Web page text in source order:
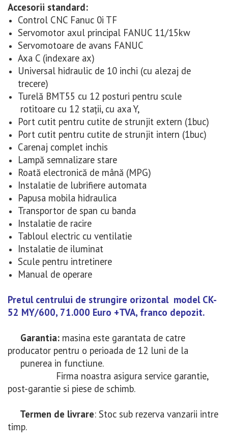
Accesorii standard:
Control CNC Fanuc 0i TF
Servomotor axul principal FANUC 11/15kw
Servomotoare de avans FANUC
Axa C (indexare ax)
Universal hidraulic de 10 inchi (cu alezaj de
trecere)
Turelă BMT55 cu 12 posturi pentru scule
rotitoare cu 12 stații, cu axa Y,
Port cutit pentru cutite de strunjit extern (1buc)
Port cutit pentru cutite de strunjit intern (1buc)
Carenaj complet inchis
Lampă semnalizare stare
Roată electronică de mână (MPG)
Instalatie de lubrifiere automata
Papusa mobila hidraulica
Transportor de span cu banda
Instalatie de racire
Tabloul electric cu ventilatie
Instalatie de iluminat
Scule pentru intretinere
Manual de operare
Pretul centrului de strungire orizontal model CK-
52 MY/600, 71.000 Euro +TVA, franco depozit.
Garantia: masina este garantata de catre
producator pentru o perioada de 12 luni de la
punerea in functiune.
Firma noastra asigura service garantie,
post-garantie si piese de schimb.
Termen de livrare: Stoc sub rezerva vanzarii intre
timp.